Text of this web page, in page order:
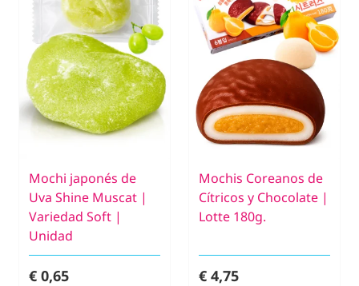
Mochi japonés de
Uva Shine Muscat |
Variedad Soft |
Unidad
€ 0,65
Mochis Coreanos de
Cítricos y Chocolate |
Lotte 180g.
€ 4,75